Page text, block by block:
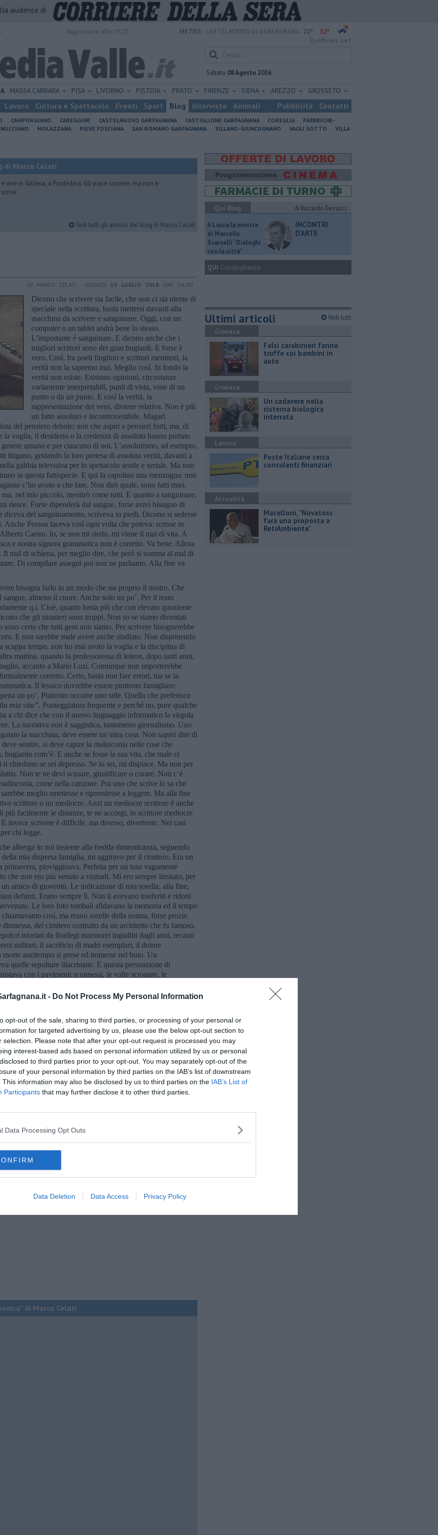
- Do Not Process My Personal Information
opt-out of the sale, sharing to third parties, or processing of your personal or
for targeted advertising by us, please use the below opt-out section to
selection. Please note that after your opt-out request is processed you may
interest-based ads based on personal information utilized by us or personal
to third parties prior to your opt-out. You may separately opt-out of the
of your personal information by third parties on the IAB’s list of downstream
This information may also be disclosed by us to third parties on the IAB’s List of
Participants that may further disclose it to other third parties.
Data Processing Opt Outs
Data Deletion Data Access Privacy Policy
audience di
METEO: 22° 32°
Sabato 08 Agosto 2026
MASSA CARRARA PISA LIVORNO PISTOIA PRATO FIRENZE SIENA AREZZO GROSSETO
Lavoro Cultura e Spettacolo Eventi Sport Blog Interviste Animali Pubblicità Contatti
CAMPORGIANO CAREGGINE CASTELNUOVO GARFAGNANA CASTIGLIONE GARFAGNANA COREGLIA
FABBRICHE-
MOLAZZANA PIEVE FOSCIANA SAN ROMANO GARFAGNANA SILLANO-GIUNCUGNANO VAGLI SOTTO
VILLA
di Marco Celati
vive in Valdera, a Pontedera. Gli piace scrivere, ma non è
Vedi tutti gli articoli del blog di Marco Celati
DI MARCO CELATI - GIOVEDÌ 19 LUGLIO 2018 ORE 14:00
Dicono che scrivere sia facile, che non ci sia niente di
speciale nella scrittura, basta mettersi davanti alla
macchina da scrivere e sanguinare. Oggi, con un
computer o un tablet andrà bene lo stesso.
L’importante è sanguinare. E dicono anche che i
migliori scrittori sono dei gran bugiardi. E forse è
vero. Così, fra poeti fingitori e scrittori mentitori, la
verità non la sapremo mai. Meglio così. In fondo la
verità non esiste. Esistono opinioni, circostanze
variamente interpretabili, punti di vista, viste di un
punto o da un punto. E così la verità, la
rappresentazione del vero, diviene relativa. Non è più
un fatto assoluto e incontrovertibile. Magari
del pensiero debole; non che aspiri a pensieri forti, ma, di
voglia, il desiderio o la credenza di assoluto hanno portato
umano e per ciascuno di noi. L’assolutismo, ad esempio,
litigano, gridando la loro pretesa di assoluta verità, davanti a
gabbia televisiva per lo spettacolo serale e seriale. Ma non
in questa fattispecie. E qui fa capolino una menzogna: non
c’ho avuto a che fare. Non dirò quale, sono fatti miei.
nel mio piccolo, mentirò come tutti. E quanto a sanguinare,
riesce. Forse dipenderà dal sangue, forse avrei bisogno di
del sanguinamento, scriveva in piedi. Dicono si sedesse
Anche Pessoa faceva così ogni volta che poteva: scrisse in
Caeiro. Io, se non mi siedo, mi viene il mal di vita. A
e nostra signora grammatica non è corretto. Va bene. Allora
mal di schiena, per meglio dire, che però si somma al mal di
Di compilare assegni poi non ne parliamo. Alla fine va
bisogna farlo in un modo che sia proprio il nostro. Che
almeno il cuore. Anche solo un po’. Per il resto
q.i. Cioè, quanto basta più che con elevato quoziente
che gli stranieri sono troppi. Non so se siamo diventati
certo che tutti geni non siamo. Per scrivere bisognerebbe
E non sarebbe male avere anche studiato. Non disponendo
scappa tempo, non ho mai avuto la voglia e la disciplina di
mattina, quando la professoressa di lettere, dopo tanti anni,
accanto a Mario Luzi. Comunque non importerebbe
corretto. Certo, basta non fare errori, ma se la
Il lessico dovrebbe essere piuttosto famigliare:
un po’. Piuttosto occorre uno stile. Quello che preferisco
mia vita”. Punteggiatura frequente e perché no, pure qualche
a chi dice che con il nuovo linguaggio informatico la virgola
La narrativa non è saggistica, tantomeno giornalismo. Uno
la macchina, deve essere un’altra cosa. Non saprei dire di
sentire, si deve capire la malinconia nelle cose che
com’è. E anche se fosse la sua vita, che male ci
chiedono se sei depresso. Se lo sei, mi dispiace. Ma non per
Non te ne devi scusare, giustificare o curare. Non c’è
come nella canzone. Poi uno che scrive lo sa che
meglio smettesse e riprendesse a leggere. Ma alla fine
scrittore o un mediocre. Anzi un mediocre scrittore è anche
facilmente le distanze, te ne accorgi, lo scrittore mediocre
invece scrivere è difficile, ma diverso, divertente. Nei casi
chi legge.
alberga in noi insieme alla fredda dimenticanza, seguendo
mia dispersa famiglia, mi aggiravo per il cimitero. Era un
primavera, piovigginava. Perfetta per un tour vagamente
che non ero più venuto a visitarli. Mi ero sempre limitato, per
amico di gioventù. Le indicazione di mia sorella, alla fine,
defunti. Erano sempre lì. Non li avevano trasferiti e ridotti
Le loro foto tombali sfidavano la memoria ed il tempo
così, ma erano sorelle della nonna, forse prozie.
del cimitero costruito da un architetto che fu famoso.
istoriati da florilegi marmorei ingialliti dagli anni, recanti
militari, il sacrificio di madri esemplari, il dolore
anzitempo si prese ed immerse nel buio. Un
quelle sepolture illacrimate. E questa presunzione di
con i pavimenti sconnessi, le volte scrostate, le
in cui i sepolcri giacevano. Così tutto si logora e svanisce.
con la morte e anche dopo. Così anche la mia discendenza, al
scrittura è un retaggio sepolcrale che consegnamo al tempo
bruciata prima a 451 gradi fahrenheit -ma è la temperatura a
come ogni cosa, sarà dispersa e dimenticata. Ma questo
malinconia che, sembrerà strano, mi aiuta a vivere e a
solo sederti davanti alla macchina da scrivere e metterti a
pensare agli anemici, né agli emofiliaci. Che scrivesse in
sono dei gran bugiardi lo dice Clive Owen, che lo
Gellhornnel film “Hemingway & Gellhorn
nella mia vita” è “L’amante” di Marguerite Duras.
splatter dell’autore.
di Marco Celati
Qui Blog
di Riccardo Ferrucci
A Lucca la mostra
di Marcello
Scarselli “Dialoghi
con la città"
INCONTRI
D'ARTE
QUI Condoglianze
Ultimi articoli Vedi tutti
Cronaca
Falsi carabinieri fanno
truffe coi bambini in
auto
Cronaca
Un cadavere nella
cisterna biologica
interrata
Lavoro
Poste Italiane cerca
consulenti finanziari
Attualità
Macelloni, "Novatosc
farà una proposta a
RetiAmbiente"